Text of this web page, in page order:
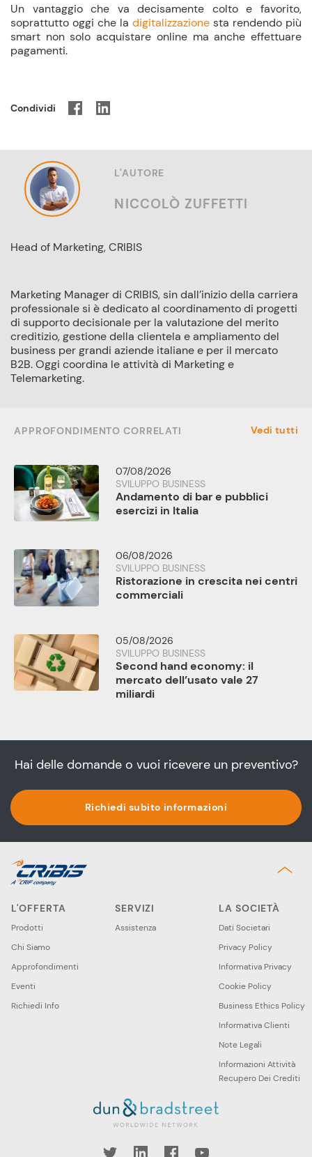
Un vantaggio che va decisamente colto e favorito,
soprattutto oggi che la digitalizzazione sta rendendo più
smart non solo acquistare online ma anche effettuare
pagamenti.
Condividi
L'AUTORE
NICCOLÒ ZUFFETTI
Head of Marketing, CRIBIS
Marketing Manager di CRIBIS, sin dall’inizio della carriera
professionale si è dedicato al coordinamento di progetti
di supporto decisionale per la valutazione del merito
creditizio, gestione della clientela e ampliamento del
business per grandi aziende italiane e per il mercato
B2B. Oggi coordina le attività di Marketing e
Telemarketing.
APPROFONDIMENTO CORRELATI Vedi tutti
07/08/2026
SVILUPPO BUSINESS
Andamento di bar e pubblici
esercizi in Italia
06/08/2026
SVILUPPO BUSINESS
Ristorazione in crescita nei centri
commerciali
05/08/2026
SVILUPPO BUSINESS
Second hand economy: il
mercato dell’usato vale 27
miliardi
Hai delle domande o vuoi ricevere un preventivo?
Richiedi subito informazioni
L'OFFERTA
Prodotti
Chi Siamo
Approfondimenti
Eventi
Richiedi Info
SERVIZI
Assistenza
LA SOCIETÀ
Dati Societari
Privacy Policy
Informativa Privacy
Cookie Policy
Business Ethics Policy
Informativa Clienti
Note Legali
Informazioni Attività
Recupero Dei Crediti